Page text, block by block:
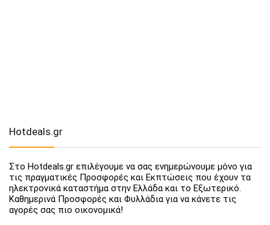
Hotdeals.gr
Στο Hotdeals.gr επιλέγουμε να σας ενημερώνουμε μόνο για
τις πραγματικές Προσφορές και Εκπτώσεις που έχουν τα
ηλεκτρονικά καταστήμα στην Ελλάδα και το Εξωτερικό.
Καθημερινά Προσφορές και Φυλλάδια για να κάνετε τις
αγορές σας πιο οικονομικά!